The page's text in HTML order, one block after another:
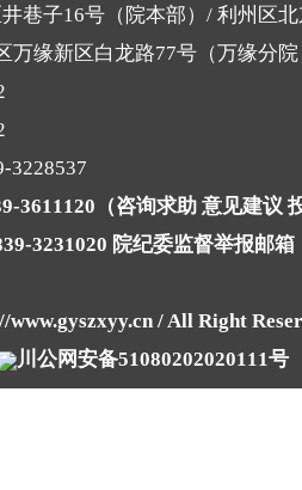
巷子16号（院本部）/ 利州区
万缘新区白龙路77号（万缘分
3228537
3611120（咨询求助 意见建议
3231020 院纪委监督举报邮箱
/ All Right
川公网安备51080202020111号